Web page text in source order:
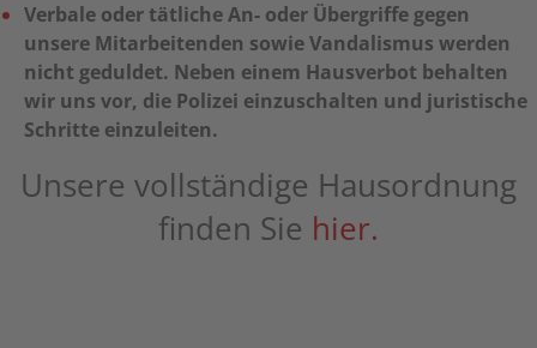
Verbale oder tätliche An- oder Übergriffe gegen
unsere Mitarbeitenden sowie Vandalismus werden
nicht geduldet. Neben einem Hausverbot behalten
wir uns vor, die Polizei einzuschalten und juristische
Schritte einzuleiten.
Unsere vollständige Hausordnung
finden Sie hier.